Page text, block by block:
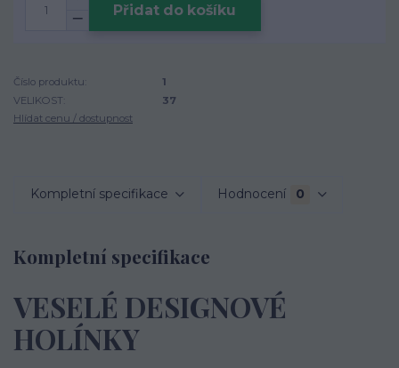
Přidat do košíku
Číslo produktu:
1
VELIKOST:
37
Hlídat cenu / dostupnost
Kompletní specifikace Hodnocení 0
Kompletní specifikace
VESELÉ DESIGNOVÉ
HOLÍNKY